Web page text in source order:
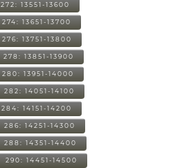
272: 13551-13600
274: 13651-13700
276: 13751-13800
278: 13851-13900
280: 13951-14000
282: 14051-14100
284: 14151-14200
286: 14251-14300
288: 14351-14400
290: 14451-14500